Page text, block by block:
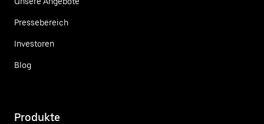
Pressebereich
Investoren
Blog
Produkte